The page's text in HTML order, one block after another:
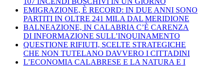
EMIGRAZIONE, È RECORD: IN DUE ANNI SONO
PARTITI IN OLTRE 241 MILA DAL MERIDIONE
BALNEAZIONE, IN CALABRIA C’È CARENZA
DI INFORMAZIONE SULL’INQUINAMENTO
QUESTIONE RIFIUTI, SCELTE STRATEGICHE
CHE NON TUTELANO DAVVERO I CITTADINI
L’ECONOMIA CALABRESE E LA NATURA E I